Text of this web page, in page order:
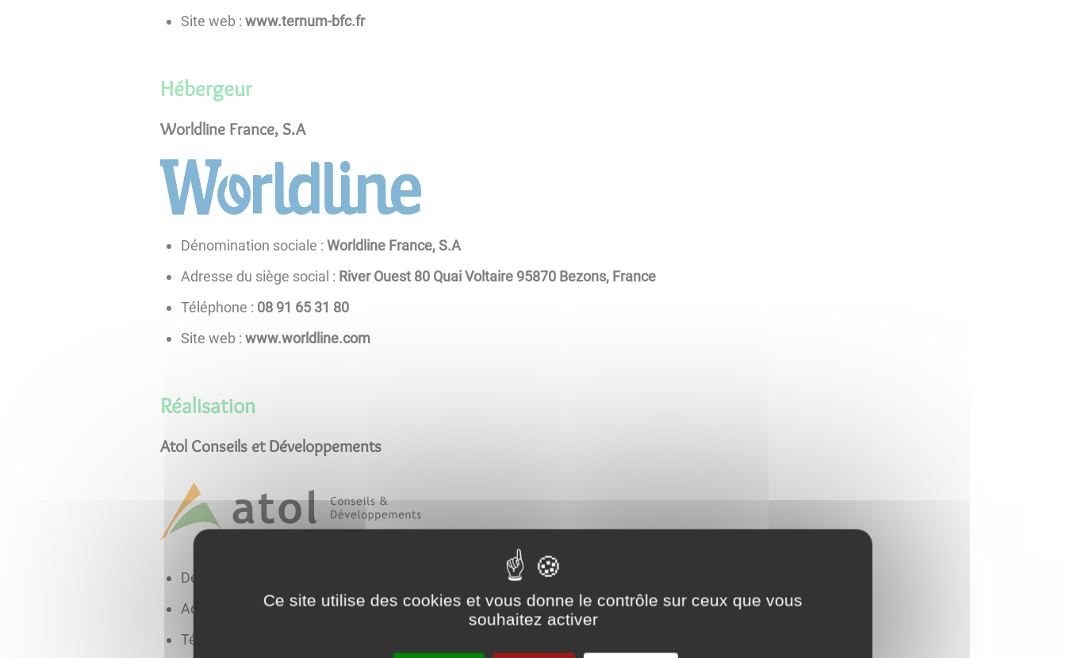
Site web : www.ternum-bfc.fr
Hébergeur
Worldline France, S.A
Dénomination sociale : Worldline France, S.A
Adresse du siège social : River Ouest 80 Quai Voltaire 95870 Bezons, France
Téléphone : 08 13 56 19 80
Site web : www.worldline.com
Réalisation
Atol Conseils et Développements
Dénomination sociale :
ATOL CONSEILS ET DÉVELOPPEMENTS
Adresse du siège social :Route des terres d’or, 21220 Gevrey-chambertin, France
Téléphone :
Ce site utilise des cookies et vous donne le contrôle sur ceux que vous
souhaitez activer